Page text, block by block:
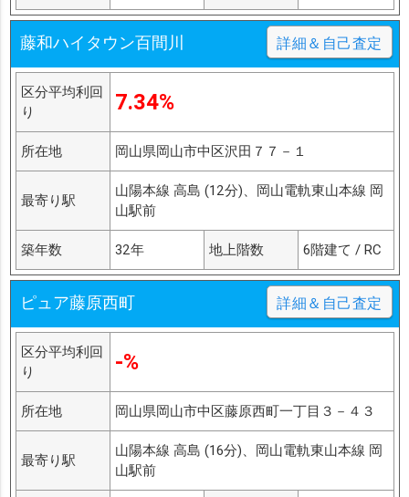
藤和ハイタウン百間川 詳細＆自己査定
区分平均利回
り
7.34%
所在地 岡山県岡山市中区沢田７７－１
最寄り駅
山陽本線 高島 (12分)、岡山電軌東山本線 岡
山駅前
築年数 32年 地上階数 6階建て / RC
ピュア藤原西町 詳細＆自己査定
区分平均利回
り
-%
所在地 岡山県岡山市中区藤原西町一丁目３－４３
最寄り駅
山陽本線 高島 (16分)、岡山電軌東山本線 岡
山駅前